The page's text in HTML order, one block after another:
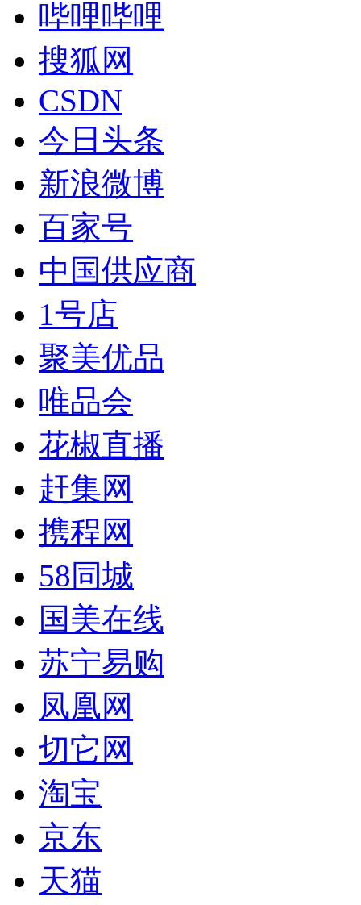
哔哩哔哩
搜狐网
CSDN
今日头条
新浪微博
百家号
中国供应商
1号店
聚美优品
唯品会
花椒直播
赶集网
携程网
58同城
国美在线
苏宁易购
凤凰网
切它网
淘宝
京东
天猫